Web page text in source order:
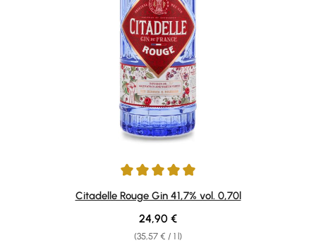
Average rating of 5 out of 5 stars
Citadelle Rouge Gin 41,7% vol. 0,70l
(35,57 € / 1 l)
Regular price:
24,90 €